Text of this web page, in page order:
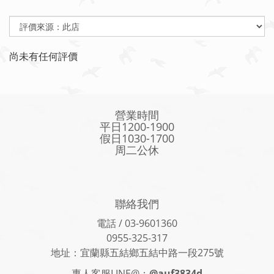
尚未有任何評價
營業時間
平日1200-1900
假日1030-1700
周二公休
聯絡我們
電話 / 03-9601360
0955-325-317
地址：宜蘭縣五結鄉五結中路一段275號